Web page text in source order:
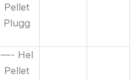
Pellet
Plugg
—- Hel
Pellet